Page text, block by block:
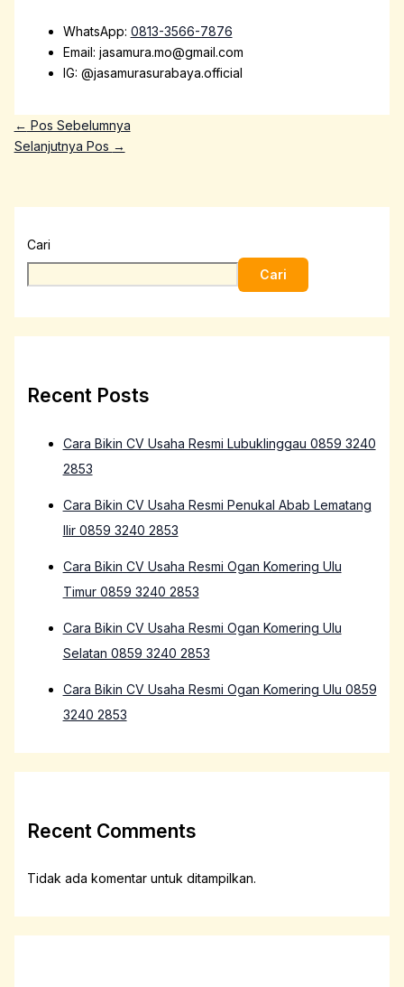
WhatsApp: 0813-3566-7876
Email: jasamura.mo@gmail.com
IG: @jasamurasurabaya.official
← Pos Sebelumnya
Selanjutnya Pos →
Cari
Cari
Recent Posts
Cara Bikin CV Usaha Resmi Lubuklinggau 0859 3240
2853
Cara Bikin CV Usaha Resmi Penukal Abab Lematang
Ilir 0859 3240 2853
Cara Bikin CV Usaha Resmi Ogan Komering Ulu
Timur 0859 3240 2853
Cara Bikin CV Usaha Resmi Ogan Komering Ulu
Selatan 0859 3240 2853
Cara Bikin CV Usaha Resmi Ogan Komering Ulu 0859
3240 2853
Recent Comments
Tidak ada komentar untuk ditampilkan.